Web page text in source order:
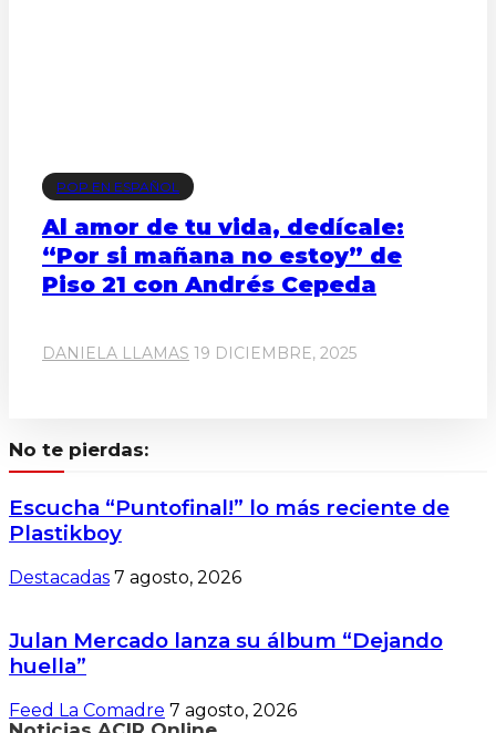
POP EN ESPAÑOL
Al amor de tu vida, dedícale:
“Por si mañana no estoy” de
Piso 21 con Andrés Cepeda
DANIELA LLAMAS 19 DICIEMBRE, 2025
No te pierdas:
Escucha “Puntofinal!” lo más reciente de
Plastikboy
Destacadas 7 agosto, 2026
Julan Mercado lanza su álbum “Dejando
huella”
Feed La Comadre 7 agosto, 2026